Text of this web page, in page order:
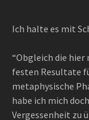
Ich halte es mit
“Obgleich die
festen Resultate
metaphysische
habe ich mich
Vergessenheit zu